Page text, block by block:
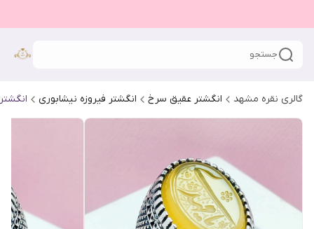
جستجو
گالری نقره مشهد انگشتر عقیق سرخ انگشتر فیروزه نیشابوری